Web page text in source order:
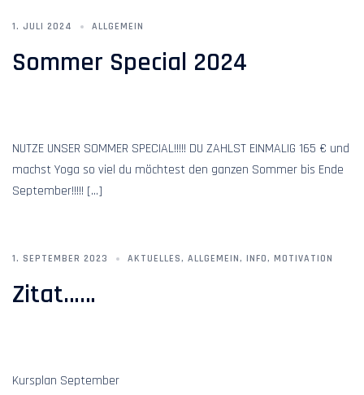
1. JULI 2024 ALLGEMEIN
Sommer Special 2024
NUTZE UNSER SOMMER SPECIAL!!!!! DU ZAHLST EINMALIG 165 € und
machst Yoga so viel du möchtest den ganzen Sommer bis Ende
September!!!!! […]
1. SEPTEMBER 2023 AKTUELLES, ALLGEMEIN, INFO, MOTIVATION
Zitat……
Kursplan September